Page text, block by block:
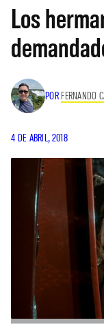
Los
POR FERNANDO
4 DE ABRIL, 2018